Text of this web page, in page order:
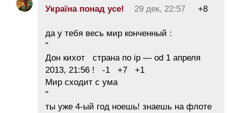
Україна понад усe! 29 дек, 22:57 +8
да у тебя весь мир конченный :
"
Дон кихот страна по ip — od 1 апреля
2013, 21:56 ! -1 +7 +1
Мир сходит с ума
"
ты уже 4-ый год ноешь! знаешь на флоте